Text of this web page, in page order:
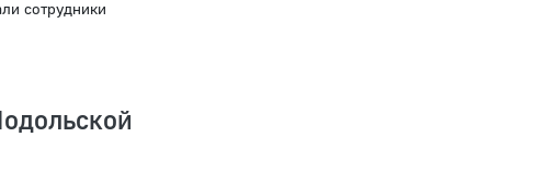
сотрудники